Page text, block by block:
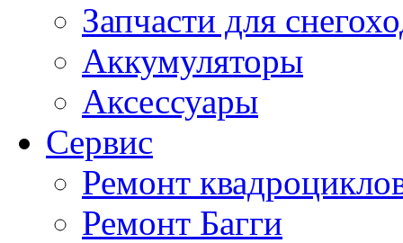
Запчасти для
Аккумуляторы
Аксессуары
Сервис
Ремонт
Ремонт Багги